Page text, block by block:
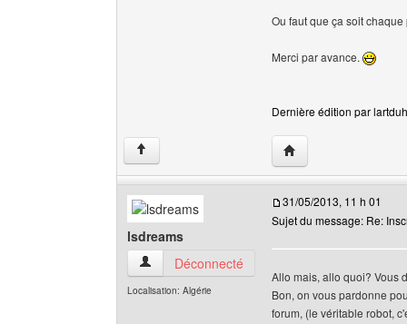
Ou faut que ça soit
Merci par avance.
Dernière édition par
↑ Visiter le site web
lsdreams
lsdreams Voir le profil de l'utilisateur
Déconnecté
Localisation: Algérie
31/05/2013, 11 h 01
Sujet du message: Re:
Allo mais, allo quoi? Vous
Bon, on vous pardonne
forum, (le véritable robot,